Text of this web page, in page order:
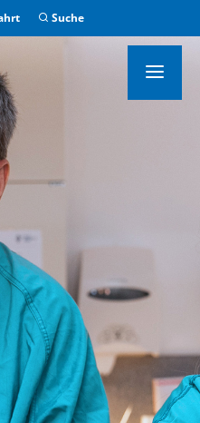
Suche